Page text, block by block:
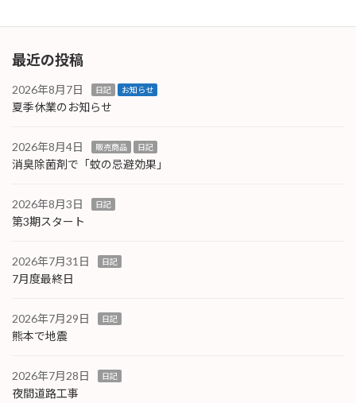
最近の投稿
2026年8月7日 日記 お知らせ
夏季休業のお知らせ
2026年8月4日 販売商品 日記
消臭除菌剤で「蚊の忌避効果」
2026年8月3日 日記
第3期スタート
2026年7月31日 日記
7月度最終日
2026年7月29日 日記
熊本で地震
2026年7月28日 日記
夜間道路工事